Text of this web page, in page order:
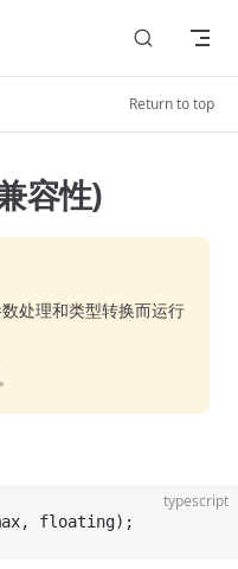
Return to top
容性)
处理和类型转换而运行
。
typescript
floating);